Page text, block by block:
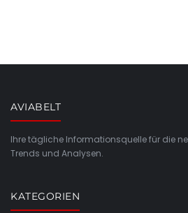
AVIABELT
Ihre tägliche Informationsquelle für die
Trends und Analysen.
KATEGORIEN